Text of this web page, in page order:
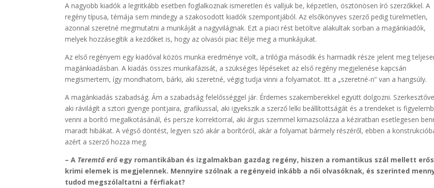
A nagyobb kiadók a legritkább esetben foglalkoznak ismeretlen és valljuk be, képzetlen, ösztönösen író szerzőkkel. A
regény típusa, témája sem mindegy a szakosodott kiadók szempontjából. Az elsőkönyves szerző pedig türelmetlen,
azonnal szeretné megmutatni a munkáját a nagyvilágnak. Ezt a piaci rést betöltve alakultak sorban a magánkiadók,
melyek hozzásegítik a kezdőket is, hogy az olvasói piac ítélje meg a munkájukat.
Az első regényem egy kiadóval közös munka eredménye volt, a trilógia második és harmadik része jelent meg
magánkiadásban. A kiadás összes munkafázisát, a szükséges lépéseket az első regény megjelenése kapcsán
megismertem, így mondhatom, bárki, aki szeretné, végig tudja vinni a folyamatot. Itt a „szeretné-n” van a hangsúly.
A magánkiadás szabadság. Ám a szabadság felelősséggel jár. Érdemes szakemberekkel együtt dolgozni.
aki rávilágít a sztori gyenge pontjaira, grafikussal, aki igyekszik a szerző lelki beállítottságát és a trendeket is
venni a borító megalkotásánál, és persze korrektorral, aki árgus szemmel kimazsolázza a kéziratban esetlegesen
maradt hibákat. A végső döntést, legyen szó akár a borítóról, akár a folyamat bármely részéről, ebben a
azért a szerző hozza meg.
– A Teremtő erő egy romantikában és izgalmakban gazdag regény, hiszen a romantikus szál mellett erős
krimi elemek is megjelennek. Mennyire szólnak a regényeid inkább a női olvasóknak, és szerinted
tudod megszólaltatni a férfiakat?